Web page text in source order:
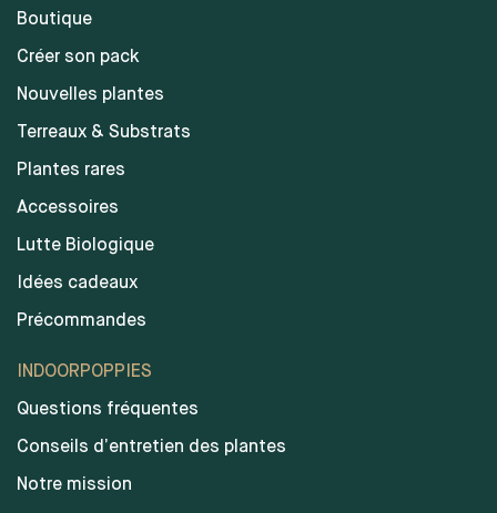
Boutique
Créer son pack
Nouvelles plantes
Terreaux & Substrats
Plantes rares
Accessoires
Lutte Biologique
Idées cadeaux
Précommandes
INDOORPOPPIES
Questions fréquentes
Conseils d’entretien des plantes
Notre mission